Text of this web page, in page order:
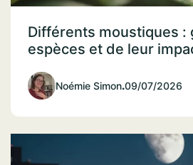
Différents moustiques :
espèces et de leur
Noémie Simon.09/07/2026